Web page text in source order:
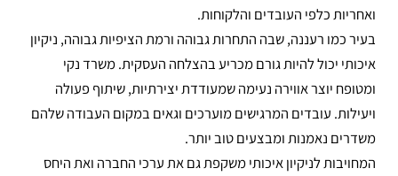
ואחריות כלפי העובדים והלקוחות.
בעיר כמו רעננה, שבה התחרות גבוהה ורמת הציפיות גבוהה, ניקיון
איכותי יכול להיות גורם מכריע בהצלחה העסקית. משרד נקי
ומטופח יוצר אווירה נעימה שמעודדת יצירתיות, שיתוף פעולה
ויעילות. עובדים המרגישים מוערכים וגאים במקום העבודה שלהם
משדרים נאמנות ומבצעים טוב יותר.
המחויבות לניקיון איכותי משקפת גם את ערכי החברה ואת היחס